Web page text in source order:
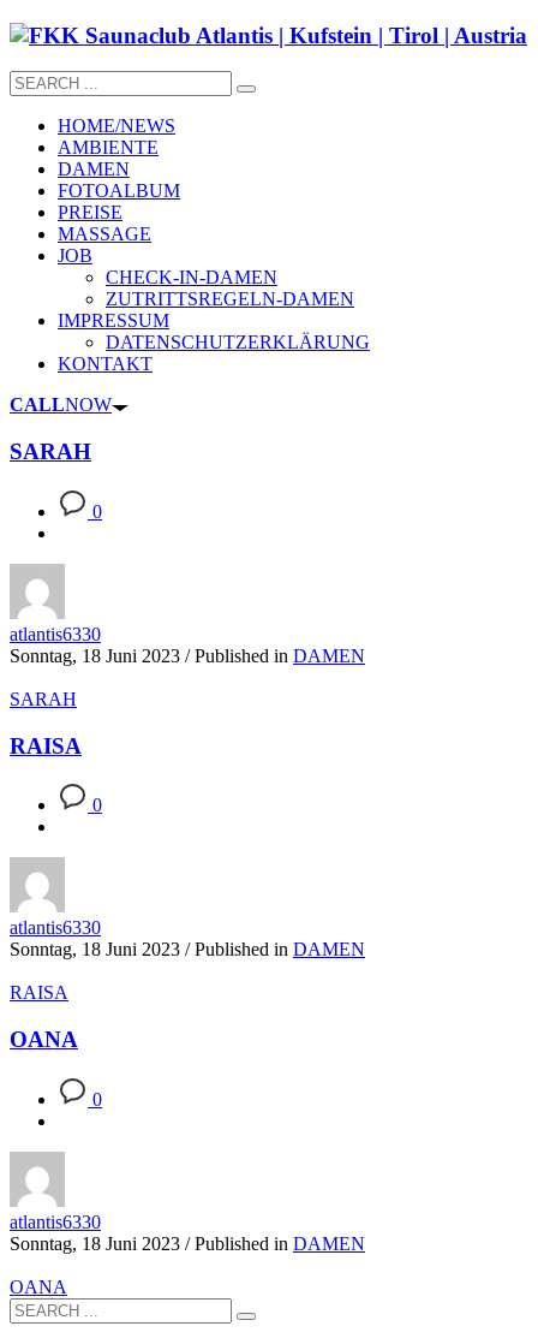
HOME/NEWS
AMBIENTE
DAMEN
FOTOALBUM
PREISE
MASSAGE
JOB
CHECK-IN-DAMEN
ZUTRITTSREGELN-DAMEN
IMPRESSUM
DATENSCHUTZERKLÄRUNG
KONTAKT
CALLNOW
SARAH
0
atlantis6330
Sonntag, 18 Juni 2023 / Published in DAMEN
SARAH
RAISA
0
atlantis6330
Sonntag, 18 Juni 2023 / Published in DAMEN
RAISA
OANA
0
atlantis6330
Sonntag, 18 Juni 2023 / Published in DAMEN
OANA